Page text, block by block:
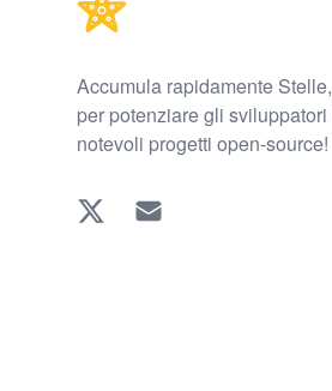
Accumula rapidamente
per potenziare gli
notevoli progetti open-source!
Twitter EMAIL